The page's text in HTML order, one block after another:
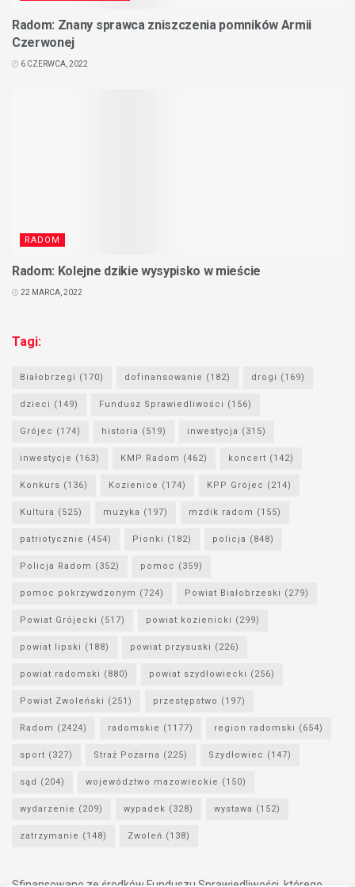
Radom: Znany sprawca zniszczenia pomników Armii
Czerwonej
6 CZERWCA, 2022
RADOM
Radom: Kolejne dzikie wysypisko w mieście
22 MARCA, 2022
Tagi:
Białobrzegi (170) dofinansowanie (182) drogi (169)
dzieci (149) Fundusz Sprawiedliwości (156)
Grójec (174) historia (519) inwestycja (315)
inwestycje (163) KMP Radom (462) koncert (142)
Konkurs (136) Kozienice (174) KPP Grójec (214)
Kultura (525) muzyka (197) mzdik radom (155)
patriotycznie (454) Pionki (182) policja (848)
Policja Radom (352) pomoc (359)
pomoc pokrzywdzonym (724) Powiat Białobrzeski (279)
Powiat Grójecki (517) powiat kozienicki (299)
powiat lipski (188) powiat przysuski (226)
powiat radomski (880) powiat szydłowiecki (256)
Powiat Zwoleński (251) przestępstwo (197)
Radom (2424) radomskie (1177) region radomski (654)
sport (327) Straż Pożarna (225) Szydłowiec (147)
sąd (204) województwo mazowieckie (150)
wydarzenie (209) wypadek (328) wystawa (152)
zatrzymanie (148) Zwoleń (138)